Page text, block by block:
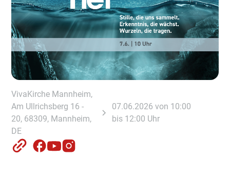
VivaKirche Mannheim,
Am Ullrichsberg 16 -
20, 68309, Mannheim,
DE
07.06.2026 von 10:00
bis 12:00 Uhr